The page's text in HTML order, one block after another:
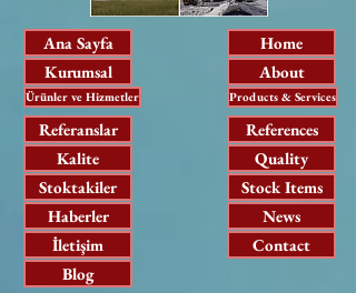
Ana Sayfa
Kurumsal
Ürünler ve Hizmetler
Referanslar
Kalite
Stoktakiler
Haberler
İletişim
Home
About
Products & Services
References
Quality
Stock Items
News
Contact
Blog